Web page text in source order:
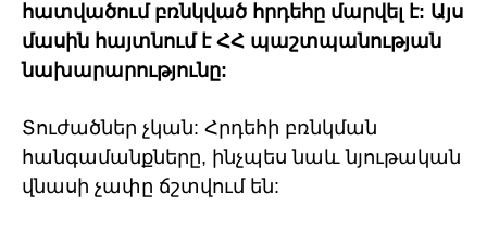
հատվածում բռնկված հրդեհը մարվել է: Այս
մասին հայտնում է ՀՀ պաշտպանության
նախարարությունը:
Տուժածներ չկան: Հրդեհի բռնկման
հանգամանքները, ինչպես նաև նյութական
վնասի չափը ճշտվում են: